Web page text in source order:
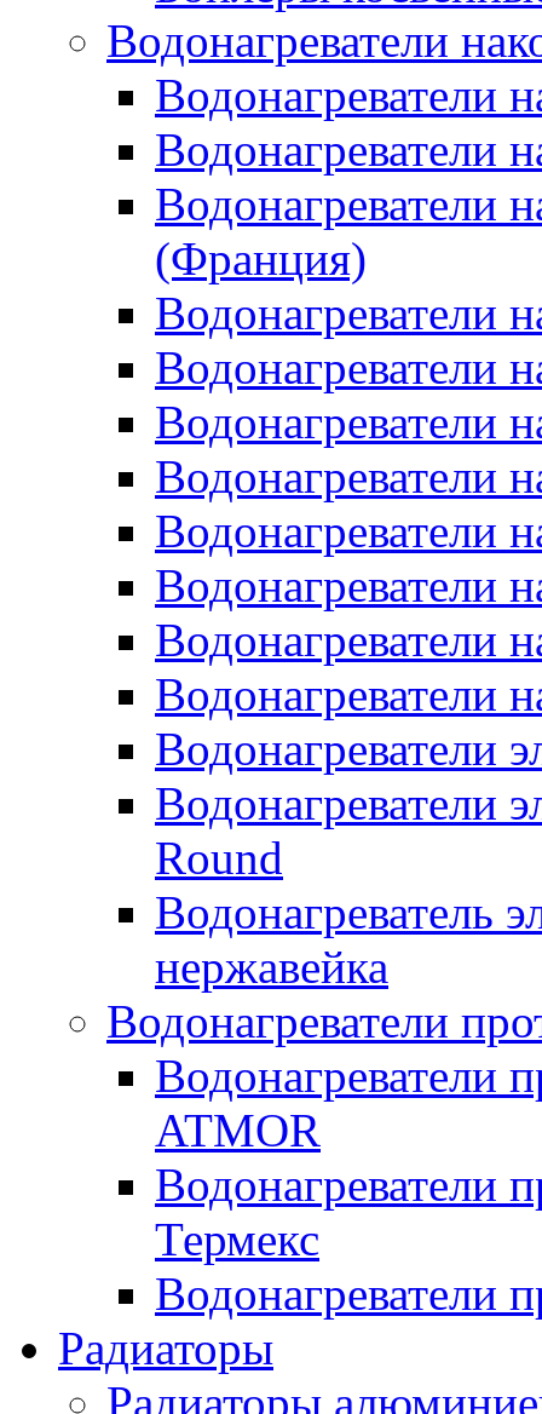
Водонагреватели
Водонагреватели
Водонагреватели
Водонагреватели
(Франция)
Водонагреватели
Водонагреватели
Водонагреватели
Водонагреватели
Водонагреватели
Водонагреватели
Водонагреватели
Водонагреватели
Водонагреватели
Водонагреватели
Round
Водонагреватель
нержавейка
Водонагреватели
Водонагреватели
ATMOR
Водонагреватели
Термекс
Водонагреватели
Радиаторы
Радиаторы